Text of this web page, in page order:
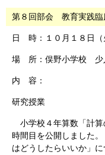
第８回部会 教育実践臨
日 時：１０月１８日（
場 所：俣野小学校 少
内 容：
研究授業
小学校４年算数「計算
時間目を公開しました
はどうしたらいいか」